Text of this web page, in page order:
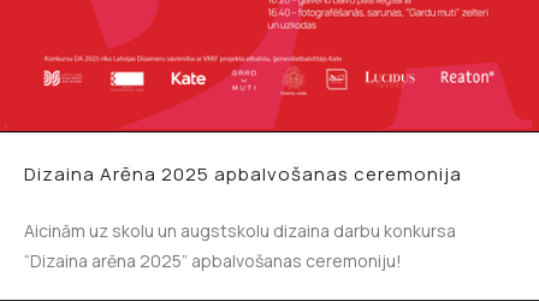
Dizaina Arēna 2025 apbalvošanas ceremonija
Aicinām uz skolu un augstskolu dizaina darbu konkursa
“Dizaina arēna 2025” apbalvošanas ceremoniju!